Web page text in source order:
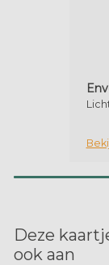
Deze
ook aan